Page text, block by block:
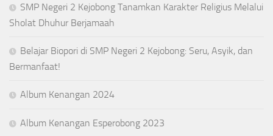
SMP Negeri 2 Kejobong Tanamkan Karakter Religius Melalui
Sholat Dhuhur Berjamaah
Belajar Biopori di SMP Negeri 2 Kejobong: Seru, Asyik, dan
Bermanfaat!
Album Kenangan 2024
Album Kenangan Esperobong 2023